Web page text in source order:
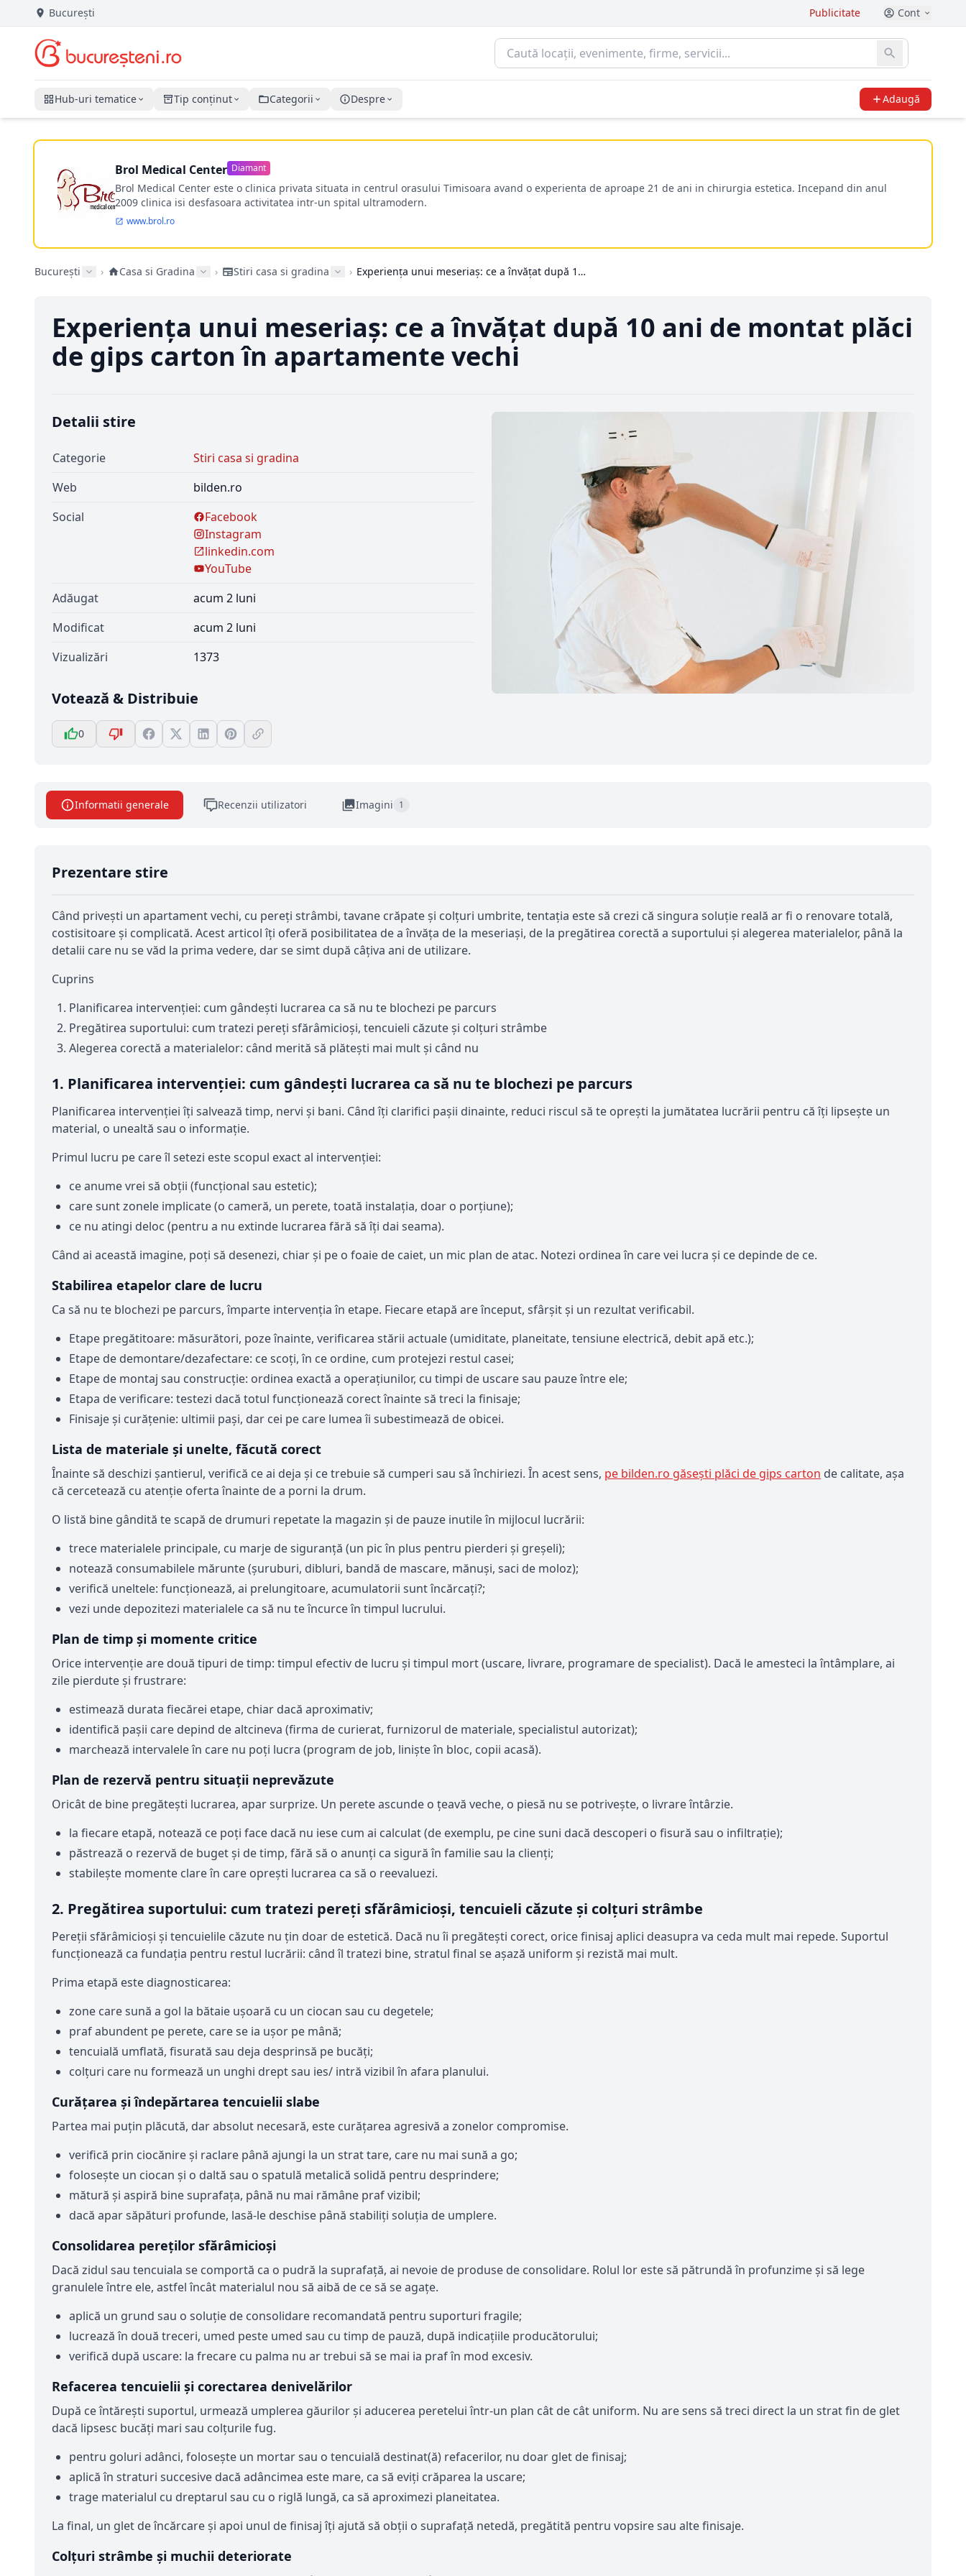
București Publicitate Cont
Hub-uri tematice Tip conținut Categorii Despre Adaugă
Brol Medical Center Diamant
Brol Medical Center este o clinica privata situata in centrul orasului Timisoara avand o experienta de aproape 21 de ani in chirurgia estetica. Incepand din anul
2009 clinica isi desfasoara activitatea intr-un spital ultramodern.
www.brol.ro
București › Casa si Gradina › Stiri casa si gradina › Experiența unui meseriaș: ce a învățat după 10 ani de montat plăci de gips carton în apartamente vechi
Experiența unui meseriaș: ce a învățat după 10 ani de montat plăci
de gips carton în apartamente vechi
Detalii stire
Categorie
Stiri casa si gradina
Web
bilden.ro
Social
Facebook
Instagram
linkedin.com
YouTube
Adăugat
acum 2 luni
Modificat
acum 2 luni
Vizualizări
1373
Votează & Distribuie
0
Informatii generale Recenzii utilizatori Imagini 1
Prezentare stire
Când privești un apartament vechi, cu pereți strâmbi, tavane crăpate și colțuri umbrite, tentația este să crezi că singura soluție reală ar fi o renovare totală,
costisitoare și complicată. Acest articol îți oferă posibilitatea de a învăța de la meseriași, de la pregătirea corectă a suportului și alegerea materialelor, până la
detalii care nu se văd la prima vedere, dar se simt după câțiva ani de utilizare.
Cuprins
Planificarea intervenției: cum gândești lucrarea ca să nu te blochezi pe parcurs
Pregătirea suportului: cum tratezi pereți sfărâmicioși, tencuieli căzute și colțuri strâmbe
Alegerea corectă a materialelor: când merită să plătești mai mult și când nu
1. Planificarea intervenției: cum gândești lucrarea ca să nu te blochezi pe parcurs
Planificarea intervenției îți salvează timp, nervi și bani. Când îți clarifici pașii dinainte, reduci riscul să te oprești la jumătatea lucrării pentru că îți lipsește un
material, o unealtă sau o informație.
Primul lucru pe care îl setezi este scopul exact al intervenției:
ce anume vrei să obții (funcțional sau estetic);
care sunt zonele implicate (o cameră, un perete, toată instalația, doar o porțiune);
ce nu atingi deloc (pentru a nu extinde lucrarea fără să îți dai seama).
Când ai această imagine, poți să desenezi, chiar și pe o foaie de caiet, un mic plan de atac. Notezi ordinea în care vei lucra și ce depinde de ce.
Stabilirea etapelor clare de lucru
Ca să nu te blochezi pe parcurs, împarte intervenția în etape. Fiecare etapă are început, sfârșit și un rezultat verificabil.
Etape pregătitoare: măsurători, poze înainte, verificarea stării actuale (umiditate, planeitate, tensiune electrică, debit apă etc.);
Etape de demontare/dezafectare: ce scoți, în ce ordine, cum protejezi restul casei;
Etape de montaj sau construcție: ordinea exactă a operațiunilor, cu timpi de uscare sau pauze între ele;
Etapa de verificare: testezi dacă totul funcționează corect înainte să treci la finisaje;
Finisaje și curățenie: ultimii pași, dar cei pe care lumea îi subestimează de obicei.
Lista de materiale și unelte, făcută corect
Înainte să deschizi șantierul, verifică ce ai deja și ce trebuie să cumperi sau să închiriezi. În acest sens, pe bilden.ro găsești plăci de gips carton de calitate, așa
că cercetează cu atenție oferta înainte de a porni la drum.
O listă bine gândită te scapă de drumuri repetate la magazin și de pauze inutile în mijlocul lucrării:
trece materialele principale, cu marje de siguranță (un pic în plus pentru pierderi și greșeli);
notează consumabilele mărunte (șuruburi, dibluri, bandă de mascare, mănuși, saci de moloz);
verifică uneltele: funcționează, ai prelungitoare, acumulatorii sunt încărcați?;
vezi unde depozitezi materialele ca să nu te încurce în timpul lucrului.
Plan de timp și momente critice
Orice intervenție are două tipuri de timp: timpul efectiv de lucru și timpul mort (uscare, livrare, programare de specialist). Dacă le amesteci la întâmplare, ai
zile pierdute și frustrare:
estimează durata fiecărei etape, chiar dacă aproximativ;
identifică pașii care depind de altcineva (firma de curierat, furnizorul de materiale, specialistul autorizat);
marchează intervalele în care nu poți lucra (program de job, liniște în bloc, copii acasă).
Plan de rezervă pentru situații neprevăzute
Oricât de bine pregătești lucrarea, apar surprize. Un perete ascunde o țeavă veche, o piesă nu se potrivește, o livrare întârzie.
la fiecare etapă, notează ce poți face dacă nu iese cum ai calculat (de exemplu, pe cine suni dacă descoperi o fisură sau o infiltrație);
păstrează o rezervă de buget și de timp, fără să o anunți ca sigură în familie sau la clienți;
stabilește momente clare în care oprești lucrarea ca să o reevaluezi.
2. Pregătirea suportului: cum tratezi pereți sfărâmicioși, tencuieli căzute și colțuri strâmbe
Pereții sfărâmicioși și tencuielile căzute nu țin doar de estetică. Dacă nu îi pregătești corect, orice finisaj aplici deasupra va ceda mult mai repede. Suportul
funcționează ca fundația pentru restul lucrării: când îl tratezi bine, stratul final se așază uniform și rezistă mai mult.
Prima etapă este diagnosticarea:
zone care sună a gol la bătaie ușoară cu un ciocan sau cu degetele;
praf abundent pe perete, care se ia ușor pe mână;
tencuială umflată, fisurată sau deja desprinsă pe bucăți;
colțuri care nu formează un unghi drept sau ies/ intră vizibil în afara planului.
Curățarea și îndepărtarea tencuielii slabe
Partea mai puțin plăcută, dar absolut necesară, este curățarea agresivă a zonelor compromise.
verifică prin ciocănire și raclare până ajungi la un strat tare, care nu mai sună a go;
folosește un ciocan și o daltă sau o spatulă metalică solidă pentru desprindere;
mătură și aspiră bine suprafața, până nu mai rămâne praf vizibil;
dacă apar săpături profunde, lasă-le deschise până stabiliți soluția de umplere.
Consolidarea pereților sfărâmicioși
Dacă zidul sau tencuiala se comportă ca o pudră la suprafață, ai nevoie de produse de consolidare. Rolul lor este să pătrundă în profunzime și să lege
granulele între ele, astfel încât materialul nou să aibă de ce să se agațe.
aplică un grund sau o soluție de consolidare recomandată pentru suporturi fragile;
lucrează în două treceri, umed peste umed sau cu timp de pauză, după indicațiile producătorului;
verifică după uscare: la frecare cu palma nu ar trebui să se mai ia praf în mod excesiv.
Refacerea tencuielii și corectarea denivelărilor
După ce întărești suportul, urmează umplerea găurilor și aducerea peretelui într-un plan cât de cât uniform. Nu are sens să treci direct la un strat fin de glet
dacă lipsesc bucăți mari sau colțurile fug.
pentru goluri adânci, folosește un mortar sau o tencuială destinat(ă) refacerilor, nu doar glet de finisaj;
aplică în straturi succesive dacă adâncimea este mare, ca să eviți crăparea la uscare;
trage materialul cu dreptarul sau cu o riglă lungă, ca să aproximezi planeitatea.
La final, un glet de încărcare și apoi unul de finisaj îți ajută să obții o suprafață netedă, pregătită pentru vopsire sau alte finisaje.
Colțuri strâmbe și muchii deteriorate